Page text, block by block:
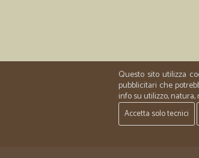
Questo sito utilizza
pubblicitari che
info su utilizzo,
Accetta solo tecnici